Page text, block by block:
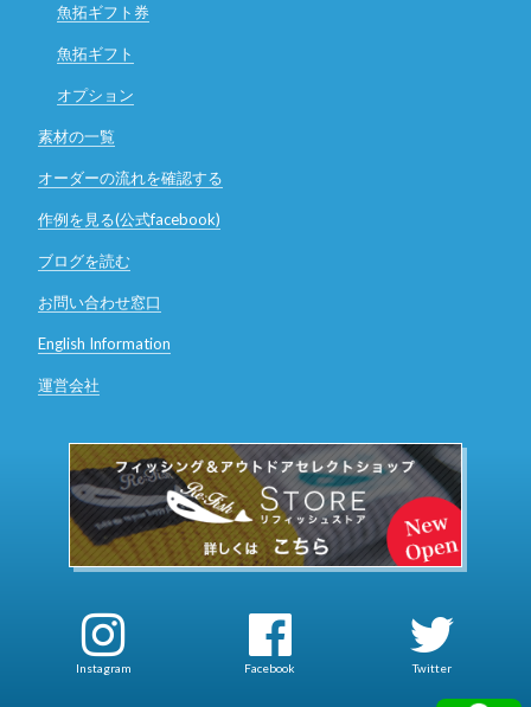
魚拓ギフト券
魚拓ギフト
オプション
素材の一覧
オーダーの流れを確認する
作例を見る(公式facebook)
ブログを読む
お問い合わせ窓口
English Information
運営会社
Instagram Facebook Twitter